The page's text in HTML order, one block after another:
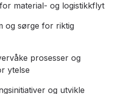
material- og logistikkflyt
og sørge for riktig
prosesser og
ytelse
og utvikle